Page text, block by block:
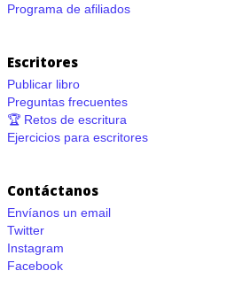
Programa de afiliados
Escritores
Publicar libro
Preguntas frecuentes
🏆 Retos de escritura
Ejercicios para escritores
Contáctanos
Envíanos un email
Twitter
Instagram
Facebook